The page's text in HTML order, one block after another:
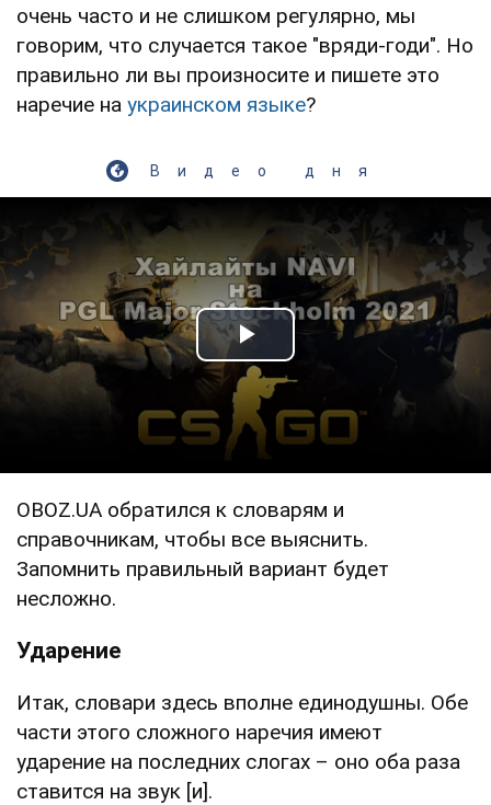
очень часто и не слишком регулярно, мы
говорим, что случается такое "вряди-годи". Но
правильно ли вы произносите и пишете это
наречие на украинском языке?
Видео дня
Play Video
OBOZ.UA обратился к словарям и
справочникам, чтобы все выяснить.
Запомнить правильный вариант будет
несложно.
Ударение
Итак, словари здесь вполне единодушны. Обе
части этого сложного наречия имеют
ударение на последних слогах – оно оба раза
ставится на звук [и].